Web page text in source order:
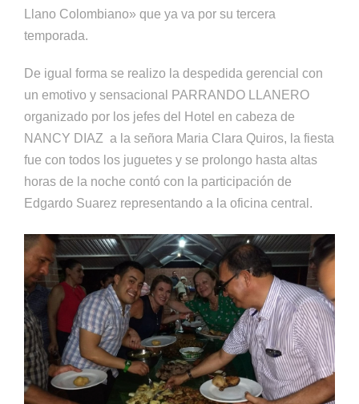
Llano Colombiano» que ya va por su tercera
temporada.
De igual forma se realizo la despedida gerencial con
un emotivo y sensacional PARRANDO LLANERO
organizado por los jefes del Hotel en cabeza de
NANCY DIAZ a la señora Maria Clara Quiros, la fiesta
fue con todos los juguetes y se prolongo hasta altas
horas de la noche contó con la participación de
Edgardo Suarez representando a la oficina central.